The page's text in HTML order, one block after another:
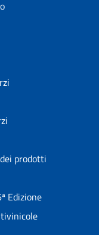
prodotti
Edizione